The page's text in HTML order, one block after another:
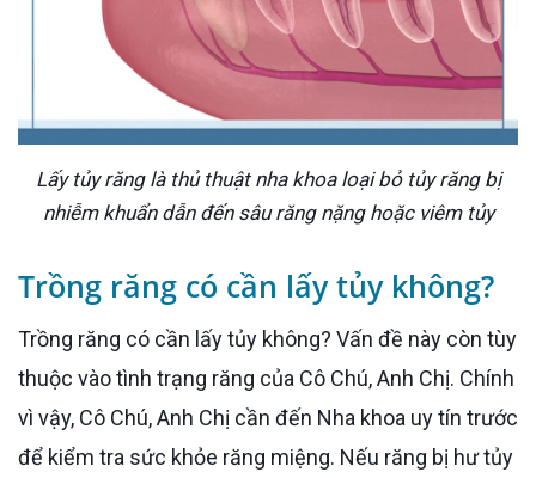
Lấy tủy răng là thủ thuật nha khoa loại bỏ tủy răng bị
nhiễm khuẩn dẫn đến sâu răng nặng hoặc viêm tủy
Trồng răng có cần lấy tủy không?
Trồng răng có cần lấy tủy không? Vấn đề này còn tùy
thuộc vào tình trạng răng của Cô Chú, Anh Chị. Chính
vì vậy, Cô Chú, Anh Chị cần đến Nha khoa uy tín trước
để kiểm tra sức khỏe răng miệng. Nếu răng bị hư tủy